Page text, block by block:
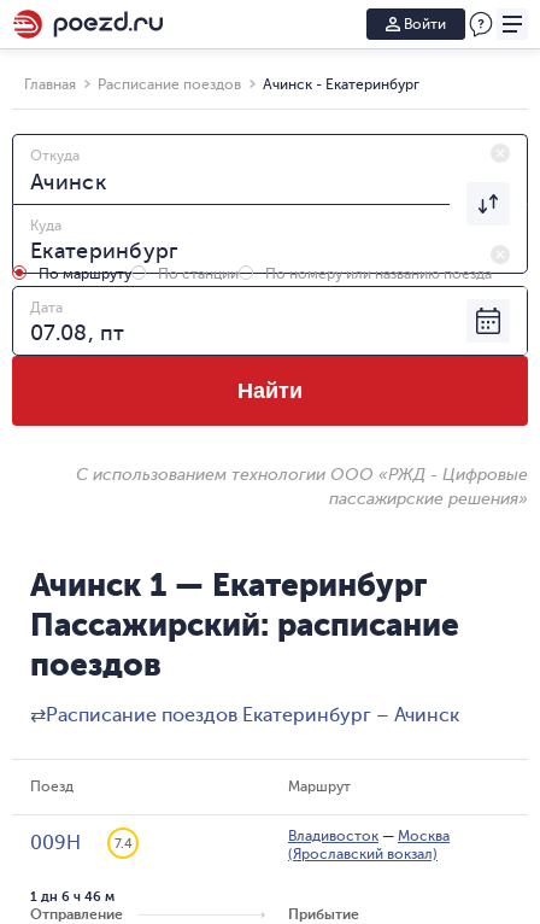
Войти
Главная Расписание поездов Ачинск - Екатеринбург
Откуда
Куда
По маршруту По станции
По номеру или названию поезда
Дата
Найти
С использованием технологии ООО «РЖД - Цифровые
пассажирские решения»
Ачинск 1 — Екатеринбург
Пассажирский: расписание
поездов
⇄Расписание поездов Екатеринбург – Ачинск
Поезд Маршрут
009Н 7.4 Владивосток — Москва
(Ярославский вокзал)
Отправление
1 дн 6 ч 46 м
Прибытие